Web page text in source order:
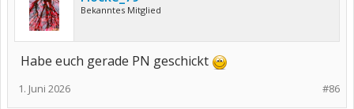
Bekanntes Mitglied
Habe euch gerade PN geschickt
#86
1. Juni 2026